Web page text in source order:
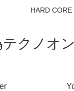
HARD
テクノオ